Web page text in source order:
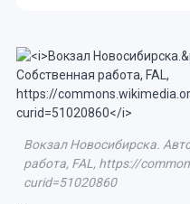
Вокзал Новосибирска.
работа, FAL, https://
curid=51020860